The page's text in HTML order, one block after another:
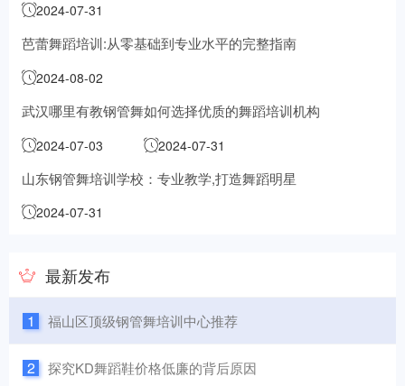
2024-07-31
芭蕾舞蹈培训:从零基础到专业水平的完整指南
2024-08-02
武汉哪里有教钢管舞
2024-07-03
如何选择优质的舞蹈培训机构
2024-07-31
山东钢管舞培训学校：专业教学,打造舞蹈明星
2024-07-31
最新发布
1 福山区顶级钢管舞培训中心推荐
2 探究KD舞蹈鞋价格低廉的背后原因